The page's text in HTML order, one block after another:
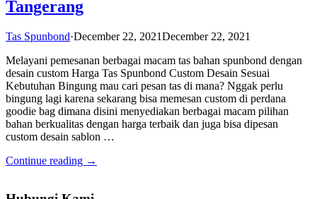
Tangerang
Tas Spunbond·December 22, 2021December 22, 2021
Melayani pemesanan berbagai macam tas bahan spunbond dengan
desain custom Harga Tas Spunbond Custom Desain Sesuai
Kebutuhan Bingung mau cari pesan tas di mana? Nggak perlu
bingung lagi karena sekarang bisa memesan custom di perdana
goodie bag dimana disini menyediakan berbagai macam pilihan
bahan berkualitas dengan harga terbaik dan juga bisa dipesan
custom desain sablon …
Continue reading →